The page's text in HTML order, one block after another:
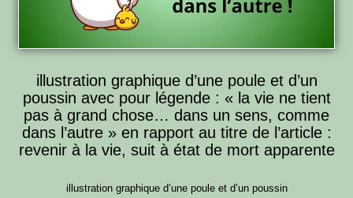
illustration graphique d’une poule et d’un
poussin avec pour légende : « la vie ne tient
pas à grand chose… dans un sens, comme
dans l’autre » en rapport au titre de l’article :
revenir à la vie, suit à état de mort apparente
illustration graphique d’une poule et d’un poussin